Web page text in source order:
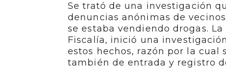
Se trató de una investigación
denuncias anónimas de
se estaba vendiendo drogas.
Fiscalía, inició una
estos hechos, razón por la
también de entrada y registro